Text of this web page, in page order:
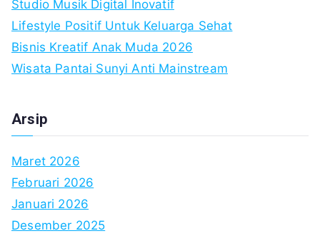
Studio Musik Digital Inovatif
Lifestyle Positif Untuk Keluarga Sehat
Bisnis Kreatif Anak Muda 2026
Wisata Pantai Sunyi Anti Mainstream
Arsip
Maret 2026
Februari 2026
Januari 2026
Desember 2025